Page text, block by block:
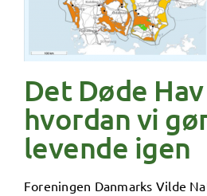
Det Døde
hvordan vi
levende igen
Foreningen Danmarks Vilde